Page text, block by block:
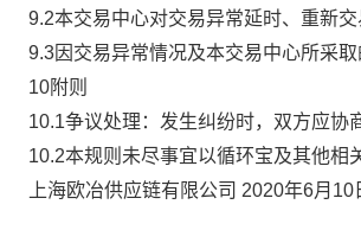
9.2本交易中心对交易异常延时、重新
9.3因交易异常情况及本交易中心所采
10附则
10.1争议处理：发生纠纷时，双方应协
10.2本规则未尽事宜以循环宝及其他相
上海欧冶供应链有限公司 2020年6月10